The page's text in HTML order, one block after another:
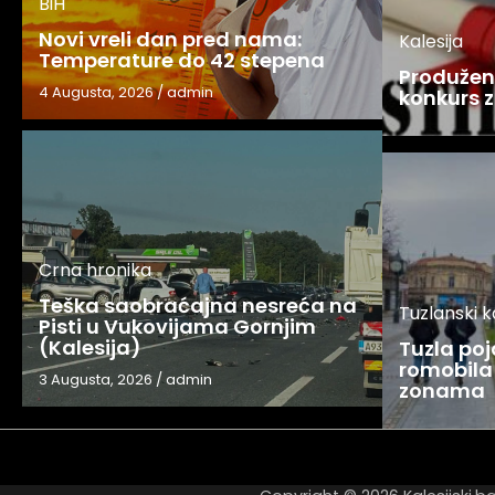
Novi vreli dan pred nama:
Temperature do 42 stepena
4 Augusta, 2026/admin
Crna hronika
Teška saobraćajna nesreća na
Pisti u Vukovijama Gornjim
(Kalesija)
3 Augusta, 2026 /admin
Kalesija
konkurs
Tuzlanski
Tuzla
zonama